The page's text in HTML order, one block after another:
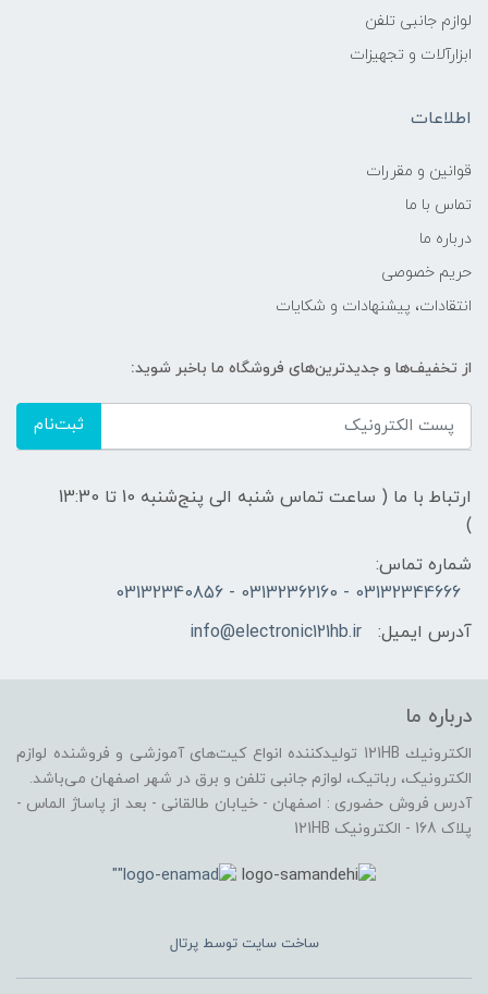
لوازم جانبی تلفن
ابزارآلات و تجهیزات
اطلاعات
قوانين و مقررات
تماس با ما
درباره ما
حریم خصوصی
انتقادات، پیشنهادات و شکایات
از تخفیف‌ها و جدیدترین‌های فروشگاه ما باخبر شوید:
ثبت‌نام
ارتباط با ما ( ساعت تماس شنبه الی پنج‌شنبه 10 تا 13:30
)
شماره تماس:
03132344666 - 03132362160 - 03132340856
آدرس ایمیل:
info@electronic121hb.ir
درباره ما
الكترونيك 121HB توليدكننده انواع کیت‌های آموزشی و فروشنده لوازم
الکترونیک، رباتیک، لوازم جانبی تلفن و برق در شهر اصفهان می‌باشد.
آدرس فروش حضوری : اصفهان - خیابان طالقانی - بعد از پاساژ الماس -
پلاک 168 - الکترونیک 121HB
ساخت سایت توسطپرتال